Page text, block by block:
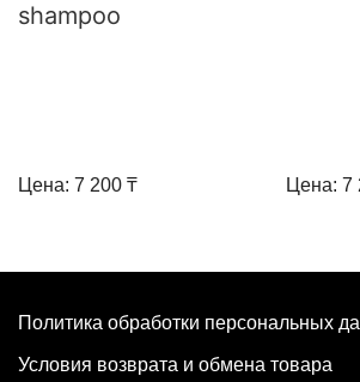
shampoo
Цена: 7 200 ₸ Цена: 7
Политика обработки персональных
Условия возврата и обмена товара